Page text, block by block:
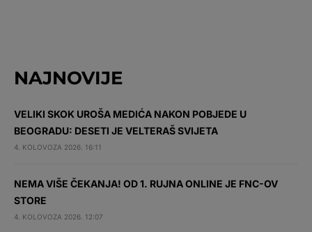
NAJNOVIJE
VELIKI SKOK UROŠA MEDIĆA NAKON POBJEDE U
BEOGRADU: DESETI JE VELTERAŠ SVIJETA
4. KOLOVOZA 2026. 16:11
NEMA VIŠE ČEKANJA! OD 1. RUJNA ONLINE JE FNC-OV
STORE
4. KOLOVOZA 2026. 12:07